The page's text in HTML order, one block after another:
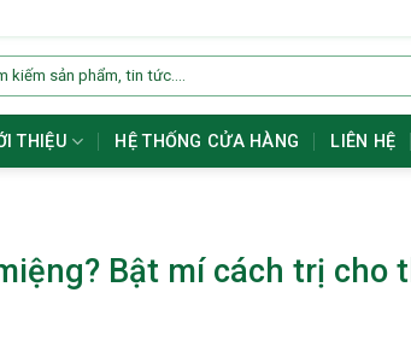
THIỆU HỆ THỐNG CỬA HÀNG LIÊN HỆ
Bật mí cách trị cho